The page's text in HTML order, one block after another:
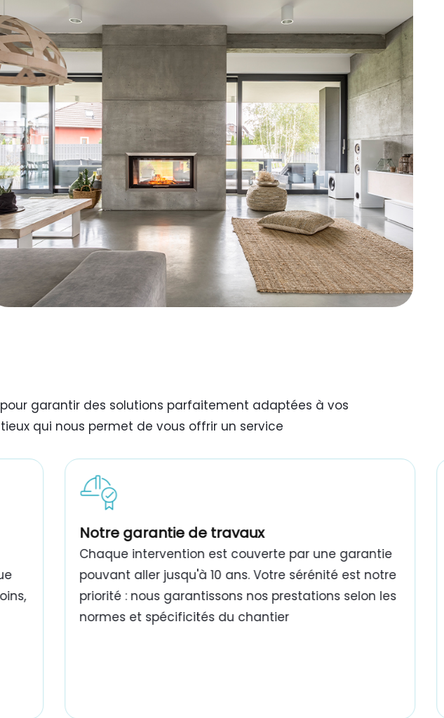
garantir des solutions parfaitement adaptées à vos
qui nous permet de vous offrir un service
Notre garantie de travaux
Chaque intervention est couverte par une garantie
pouvant aller jusqu'à 10 ans. Votre sérénité est notre
priorité : nous garantissons nos prestations selon les
normes et spécificités du chantier